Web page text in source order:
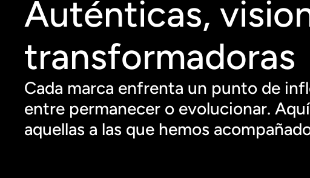
Auténticas,
transformadoras
Cada marca enfrenta un punto de
entre permanecer o evolucionar.
aquellas a las que hemos